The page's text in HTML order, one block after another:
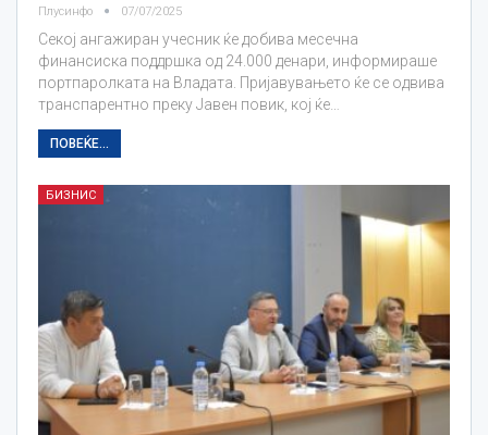
Плусинфо 07/07/2025
Секој ангажиран учесник ќе добива месечна
финансиска поддршка од 24.000 денари, информираше
портпаролката на Владата. Пријавувањето ќе се одвива
транспарентно преку Јавен повик, кој ќе…
ПОВЕЌЕ...
БИЗНИС